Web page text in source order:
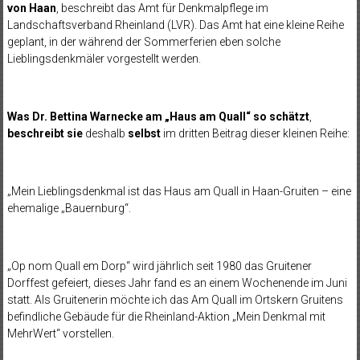
von Haan , beschreibt das Amt für Denkmalpflege im
Landschaftsverband Rheinland (LVR). Das Amt hat eine kleine Reihe
geplant, in der während der Sommerferien eben solche
Lieblingsdenkmäler vorgestellt werden.
Was Dr. Bettina Warnecke am „Haus am Quall“ so schätzt,
beschreibt siedeshalb selbstim dritten Beitrag dieser kleinen Reihe:
„Mein Lieblingsdenkmal ist das Haus am Quall in Haan-Gruiten – eine
ehemalige „Bauernburg“.
„Op nom Quall em Dorp“ wird jährlich seit 1980 das Gruitener
Dorffest gefeiert, dieses Jahr fand es an einem Wochenende im Juni
statt. Als Gruitenerin möchte ich das Am Quall im Ortskern Gruitens
befindliche Gebäude für die Rheinland-Aktion „Mein Denkmal mit
MehrWert“ vorstellen.